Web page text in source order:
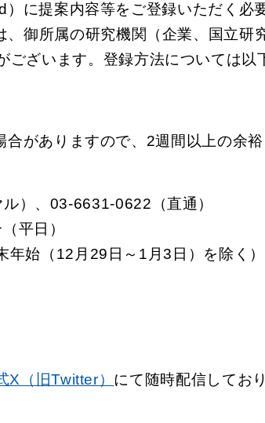
に提案内容等をご登録いただく
、御所属の研究機関（企業、国立
ざいます。登録方法については以
がありますので、2週間以上の余
）、03-6631-0622（直通）
平日）
年始（12月29日～1月3日）を除く）
X（旧Twitter） にて随時配信してお